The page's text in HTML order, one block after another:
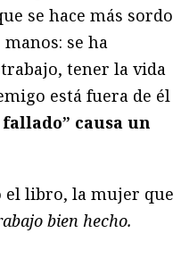
se hace más sordo
se ha
tener la vida
está fuera de él
causa un
el libro, la mujer que
bien hecho.